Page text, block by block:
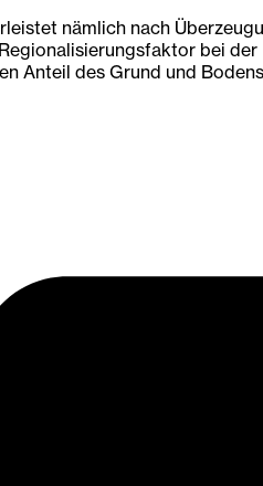
nämlich nach
bei
Anteil des Grund und